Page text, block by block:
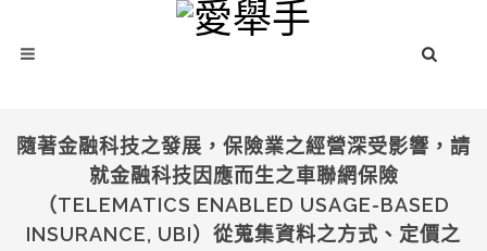
隨著金融科技之發展，保險業之經營深受影響，請
就金融科技因應而生之車聯網保險
（TELEMATICS ENABLED USAGE-BASED
INSURANCE, UBI）從蒐集資料之方式、定價之